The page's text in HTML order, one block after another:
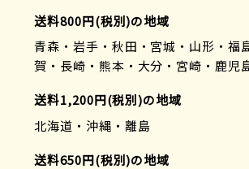
送料800円(税別)の地域
青森・岩手・秋田・宮城・山形・福
賀・長崎・熊本・大分・宮崎・鹿児
送料1,200円(税別)の地域
北海道・沖縄・離島
送料650円(税別)の地域